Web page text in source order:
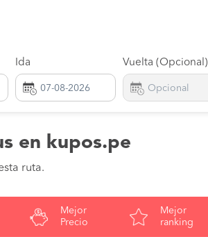
Ida Vuelta (Opcional)
en kupos.pe
ruta.
Mejor
Precio
Mejor
ranking